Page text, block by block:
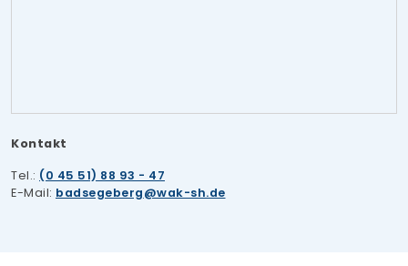
Kontakt
Tel.: (0 45 51) 88 93 - 47
E-Mail: badsegeberg wak-sh.de